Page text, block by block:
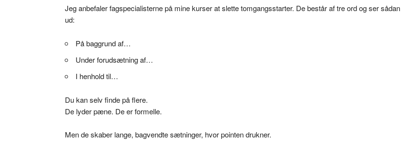
Jeg anbefaler fagspecialisterne på mine kurser at slette tomgangsstarter. De består af tre ord og ser sådan
ud:
På baggrund af…
Under forudsætning af…
I henhold til…
Du kan selv finde på flere.
De lyder pæne. De er formelle.
Men de skaber lange, bagvendte sætninger, hvor pointen drukner.